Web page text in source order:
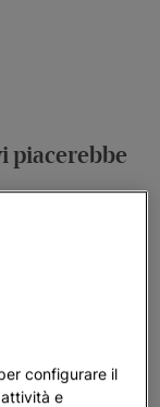
piacerebbe
e desideri. Da
che abbiamo
vacanza
migliori
configurare il
e